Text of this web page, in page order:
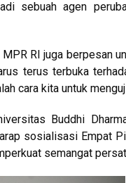
sebuah agen
RI juga berpesan
terus terbuka
cara kita untuk
Buddhi
sosialisasi Empat
semangat